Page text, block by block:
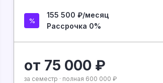
155 500 ₽/месяц
Рассрочка 0%
от 75 000 ₽
за семестр · полная 600 000 ₽